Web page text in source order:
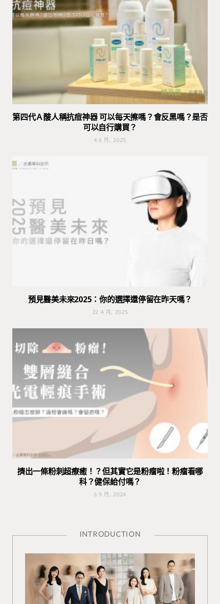
第四代Ａ酸人稱抗痘神器 可以每天擦嗎？會反黑嗎？是否
可以自行購買？
4 6 月, 2025
預見醫美未來2025：你的選擇還停留在昨天嗎？
22 4 月, 2025
擠出一條粉刺超療癒！？但其實它是粉瘤啦！粉瘤看哪
科？健保給付嗎？
6 9 月, 2024
INTRODUCTION